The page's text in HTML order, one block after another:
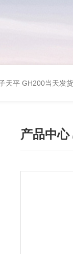
天平 GH200当天发
产品中心